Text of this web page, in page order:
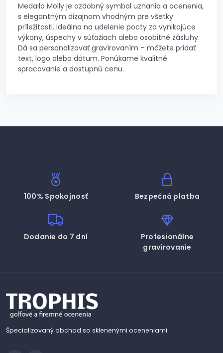
Medaila Molly je ozdobný symbol uznania a ocenenia,
s elegantným dizajnom vhodným pre všetky
príležitosti. Ideálna na udelenie pocty za vynikajúce
výkony, úspechy v súťažiach alebo osobitné zásluhy.
Dá sa personalizovať gravírovaním – môžete pridať
text, logo alebo dátum. Ponúkame kvalitné
spracovanie a dostupnú cenu.
100% Spokojnosť Bezpečná platba
Dodanie do 7 dní
Profesionálne
gravírovanie
Špecializovaný obchod so sklenenými oceneniami